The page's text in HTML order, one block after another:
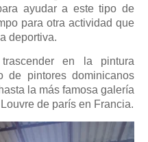
ayudar a este tipo de
para otra actividad que
deportiva.
en la pintura
de pintores dominicanos
la más famosa galería
de parís en Francia.